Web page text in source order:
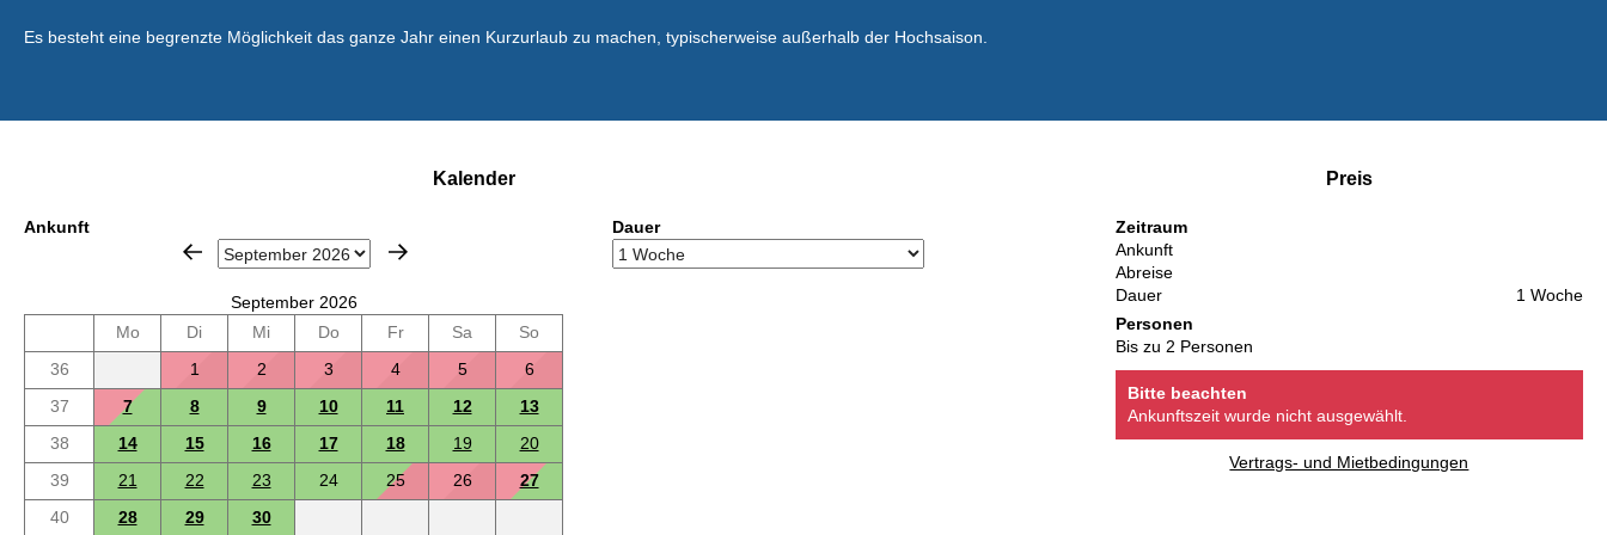
Es besteht eine begrenzte Möglichkeit das ganze Jahr einen Kurzurlaub zu machen, typischerweise außerhalb der Hochsaison.
Kalender
Ankunft
September 2026
Mo
Di Mi Do Fr Sa
So
36
1 2 3 4 5
6
37
7 8 9 10 11 12
13
38
14 15 16 17 18 19
20
39
21 22 23 24 25 26
27
40
28 29
30
Dauer
Preis
Zeitraum
Ankunft
Abreise
Dauer
1 Woche
Personen
Bis zu 2 Personen
Bitte beachten
Ankunftszeit wurde nicht ausgewählt.
Vertrags- und Mietbedingungen